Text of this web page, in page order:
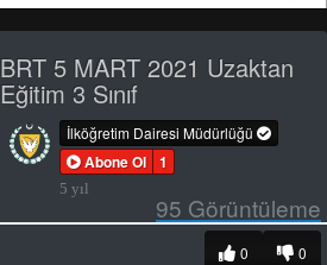
Video
BRT 5 MART 2021 Uzaktan
Eğitim 3 Sınıf
İlköğretim Dairesi Müdürlüğü
Abone Ol 1
5 yıl
95 Görüntüleme
0
0